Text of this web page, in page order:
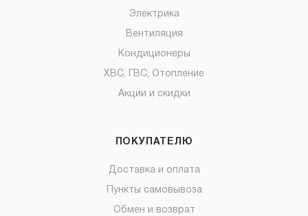
Электрика
Вентиляция
Кондиционеры
ХВС, ГВС, Отопление
Акции и скидки
ПОКУПАТЕЛЮ
Доставка и оплата
Пункты самовывоза
Обмен и возврат